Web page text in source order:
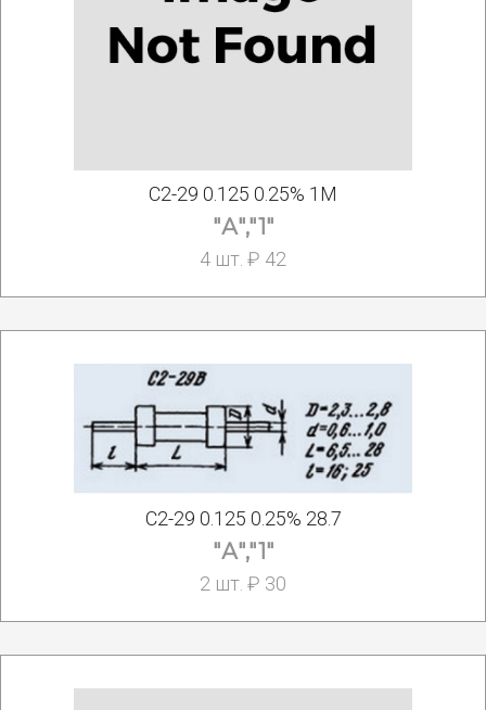
С2-29 0.125 0.25% 1М
"А","1"
4 шт. ₽ 42
С2-29 0.125 0.25% 28.7
"А","1"
2 шт. ₽ 30